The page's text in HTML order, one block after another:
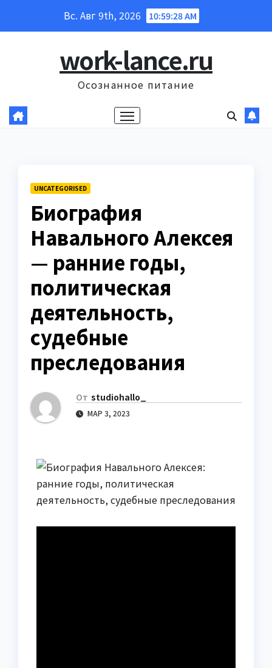
Вс. Авг 9th, 2026 10:59:29 AM
work-lance.ru
Осознанное питание
UNCATEGORISED
Биография
Навального Алексея
— ранние годы,
политическая
деятельность,
судебные
преследования
От studiohallo_
МАР 3, 2023